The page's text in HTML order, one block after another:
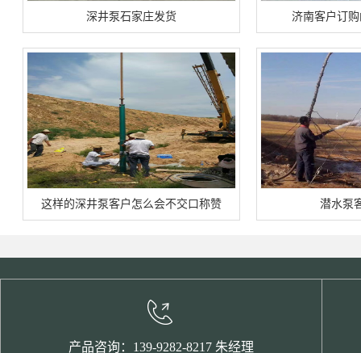
深井泵石家庄发货 济南客户订
这样的深井泵客户怎么会不交口称赞 潜水泵
产品咨询：139-9282-8217 朱经理